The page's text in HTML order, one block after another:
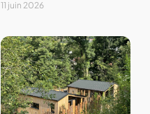
11 juin 2026